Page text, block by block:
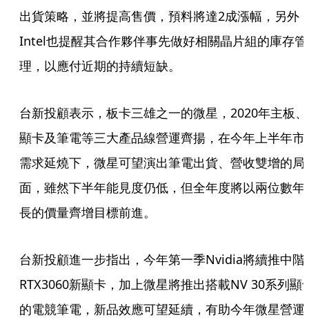
出貨策略，並將提高售價，預料將達2成漲幅，另外
Intel也提醒其合作夥伴事先做好相關晶片組的庫存管
理，以應付近期的持續短缺。
台新投顧表示，板卡三雄之一的微星，2020年主板、
顯卡及筆電等三大產品線營運齊揚，在今年上半年市
需求延燒下，微星可望演出筆電出貨、營收雙增的局
面，雖然下半年能見度仍低，但全年度將以兩位數年
長的價量齊增目標前進。
台新投顧進一步指出，今年第一季Nvidia將續推中階
RTX3060新顯卡，加上微星將推出搭載NV 30系列顯
的電競筆電，新品效應可望延續，有助今年微星營運